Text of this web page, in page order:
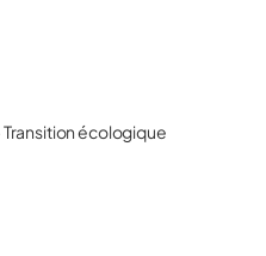
Transition écologique